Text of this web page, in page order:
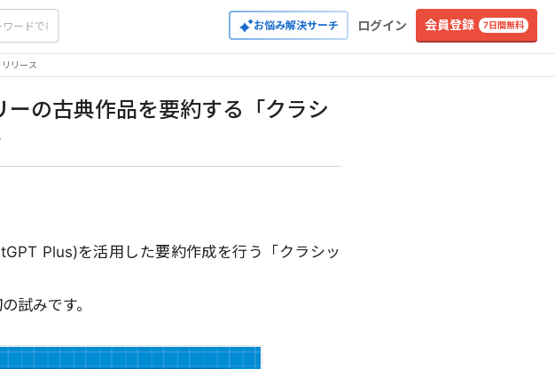
お悩み解決サーチ ログイン 会員登録 7日間無料
リース
の古典作品を要約する「クラシ
Plus)を活用した要約作成を行う「クラシッ
試みです。